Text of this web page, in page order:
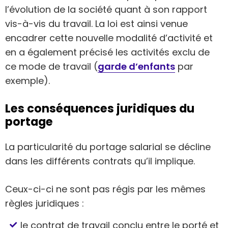
l’évolution de la société quant à son rapport
vis-à-vis du travail. La loi est ainsi venue
encadrer cette nouvelle modalité d’activité et
en a également précisé les activités exclu de
ce mode de travail (garde d’enfants par
exemple).
Les conséquences juridiques du
portage
La particularité du portage salarial se décline
dans les différents contrats qu’il implique.
Ceux-ci-ci ne sont pas régis par les mêmes
règles juridiques :
le contrat de travail conclu entre le porté et